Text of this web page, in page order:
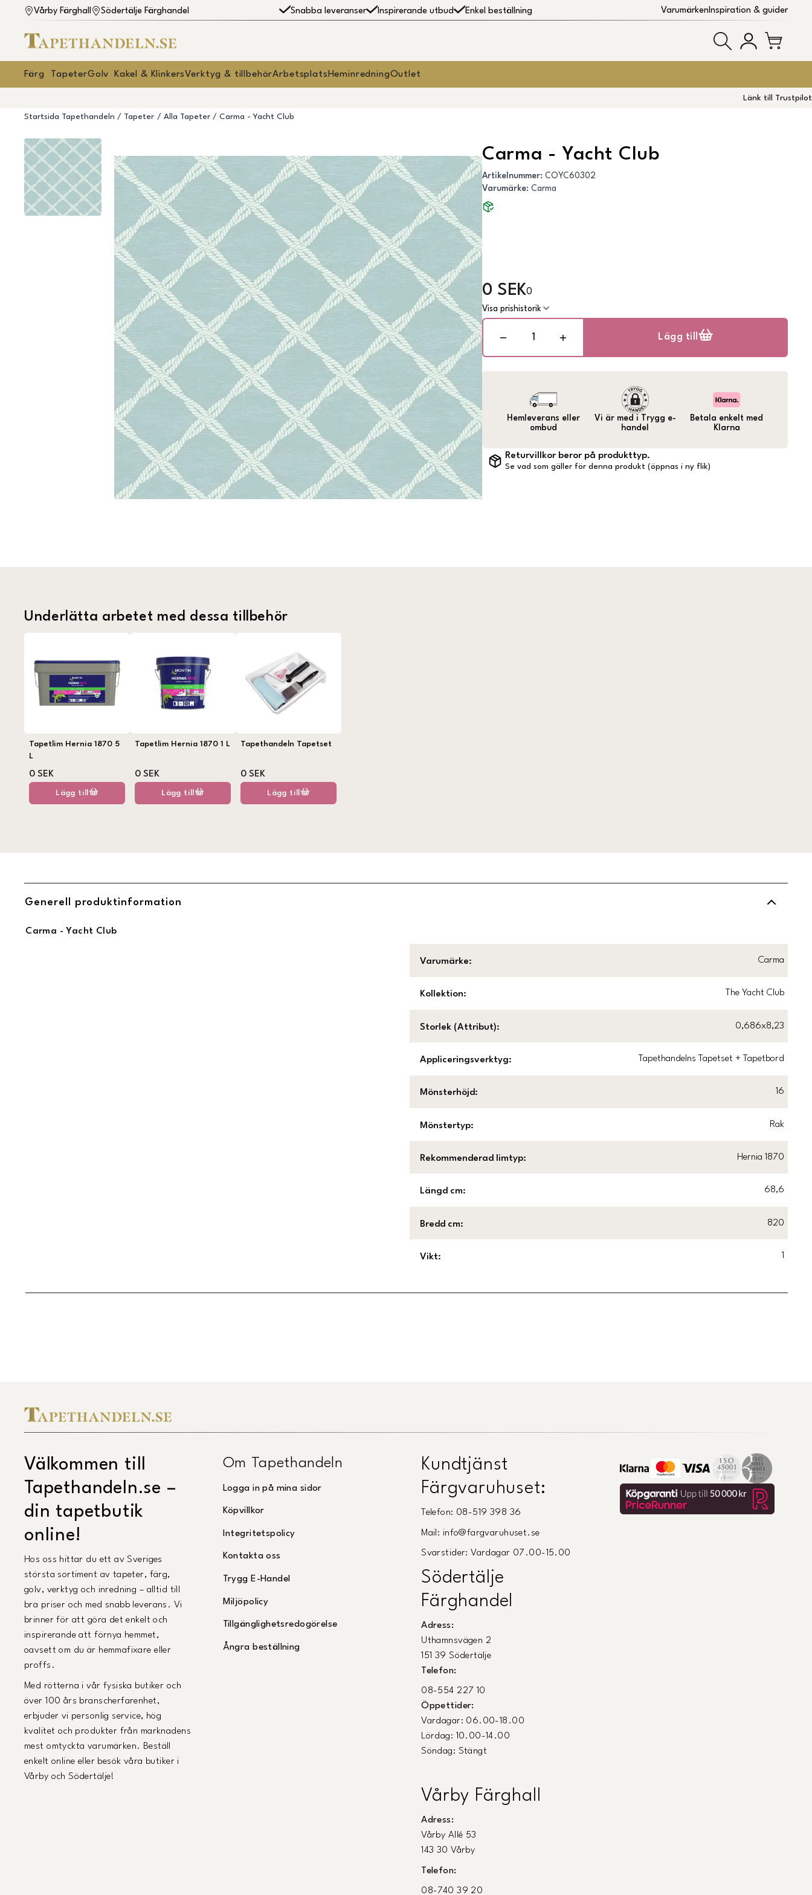
Vårby Färghall Södertälje Färghandel Snabba leveranser Inspirerande utbud Enkel beställning VarumärkenInspiration & guider
Färg TapeterGolv Kakel & KlinkersVerktyg & tillbehörArbetsplats HeminredningOutlet
Länk till Trustpilot
Startsida Tapethandeln Tapeter Alla Tapeter Carma - Yacht Club
Carma - Yacht Club
Artikelnummer: COYC60302
Varumärke: Carma
0 SEK0
Visa prishistorik
Lägg till
Hemleverans eller
ombud
Vi är med i Trygg e-
handel
Betala enkelt med
Klarna
Returvillkor beror på produkttyp.
Se vad som gäller för denna produkt (öppnas i ny flik)
Underlätta arbetet med dessa tillbehör
Tapetlim Hernia 1870 5
L
0 SEK
Lägg till
Tapetlim Hernia 1870 1 L
0 SEK
Lägg till
Tapethandeln Tapetset
0 SEK
Lägg till
Generell produktinformation
Carma - Yacht Club
Varumärke: Carma
Kollektion: The Yacht Club
Storlek (Attribut): 0,686x8,23
Appliceringsverktyg: Tapethandelns Tapetset + Tapetbord
Mönsterhöjd: 16
Mönstertyp: Rak
Rekommenderad limtyp: Hernia 1870
Längd cm: 68,6
Bredd cm: 820
Vikt: 1
Välkommen till
Tapethandeln.se –
din tapetbutik
online!
Hos oss hittar du ett av Sveriges
största sortiment av tapeter, färg,
golv, verktyg och inredning – alltid till
bra priser och med snabb leverans. Vi
brinner för att göra det enkelt och
inspirerande att förnya hemmet,
oavsett om du är hemmafixare eller
proffs.
Med rötterna i vår fysiska butiker och
över 100 års branscherfarenhet,
erbjuder vi personlig service, hög
kvalitet och produkter från marknadens
mest omtyckta varumärken. Beställ
enkelt online eller besök våra butiker i
Vårby och Södertälje!
Om Tapethandeln
Logga in på mina sidor
Köpvillkor
Integritetspolicy
Kontakta oss
Trygg E-Handel
Miljöpolicy
Tillgänglighetsredogörelse
Ångra beställning
Kundtjänst
Färgvaruhuset:
Telefon: 08-519 398 36
Mail: info@fargvaruhuset.se
Svarstider: Vardagar 07.00-15.00
Södertälje
Färghandel
Adress:
Uthamnsvägen 2
151 39 Södertälje
Telefon:
08-554 227 10
Öppettider:
Vardagar: 06.00-18.00
Lördag: 10.00-14.00
Söndag: Stängt
Vårby Färghall
Adress:
Vårby Allé 53
143 30 Vårby
Telefon:
08-740 39 20